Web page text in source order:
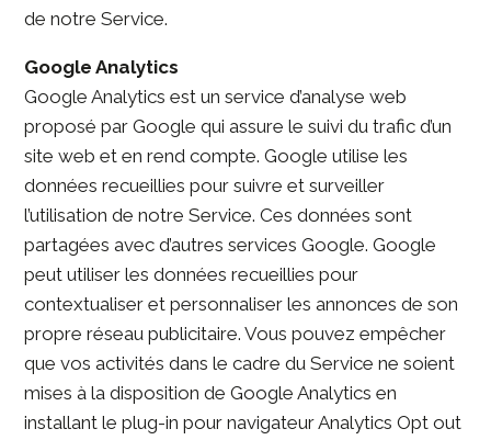
de notre Service.
Google Analytics
Google Analytics est un service d’analyse web
proposé par Google qui assure le suivi du trafic d’un
site web et en rend compte. Google utilise les
données recueillies pour suivre et surveiller
l’utilisation de notre Service. Ces données sont
partagées avec d’autres services Google. Google
peut utiliser les données recueillies pour
contextualiser et personnaliser les annonces de son
propre réseau publicitaire. Vous pouvez empêcher
que vos activités dans le cadre du Service ne soient
mises à la disposition de Google Analytics en
installant le plug-in pour navigateur Analytics Opt out